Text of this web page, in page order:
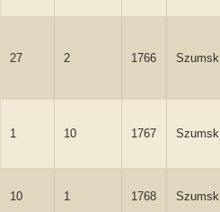
27 2 1766 Szumsk
1 10 1767 Szumsk
10 1 1768 Szumsk